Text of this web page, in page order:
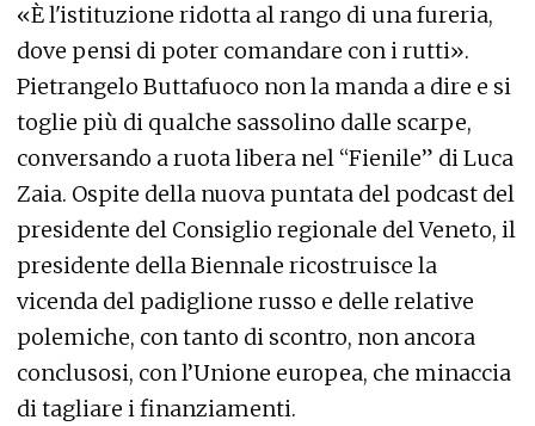
«È l'istituzione ridotta al rango di una fureria,
dove pensi di poter comandare con i rutti».
Pietrangelo Buttafuoco non la manda a dire e si
toglie più di qualche sassolino dalle scarpe,
conversando a ruota libera nel “Fienile” di Luca
Zaia. Ospite della nuova puntata del podcast del
presidente del Consiglio regionale del Veneto, il
presidente della Biennale ricostruisce la
vicenda del padiglione russo e delle relative
polemiche, con tanto di scontro, non ancora
conclusosi, con l’Unione europea, che minaccia
di tagliare i finanziamenti.